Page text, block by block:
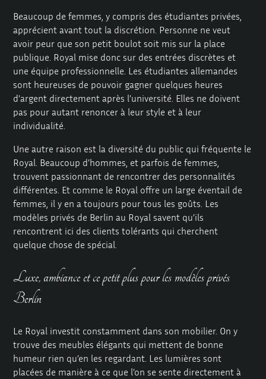
Beaucoup de femmes, y compris des étudiantes privées,
apprécient avant tout la discrétion. Personne ne veut
avoir peur que son petit boulot soit mis sur la place
publique. Royal mise donc sur des entrées discrètes et
une équipe professionnelle. Les étudiantes allemandes
sont heureuses de pouvoir gagner quelques heures
d’argent directement après l’université. Elles ne doivent
pas pour autant renoncer à leur style et à leur
individualité.
Une autre raison est la diversité du public qui fréquente le
Royal. Beaucoup d’hommes, et parfois de femmes,
trouvent passionnant de rencontrer des personnalités
différentes. Et comme le Royal offre un large éventail de
femmes, il y en a toujours pour tous les goûts. Les
modèles privés de Berlin au Royal savent qu’ils
rencontrent ici des clients tolérants qui cherchent
quelque chose de spécial.
Luxe, ambiance et ce petit plus pour les modèles privés
Berlin
Le Royal investit constamment dans son mobilier. On y
trouve des meubles élégants qui mettent de bonne
humeur rien qu’en les regardant. Les lumières sont
placées de manière à ce que l’on se sente directement à